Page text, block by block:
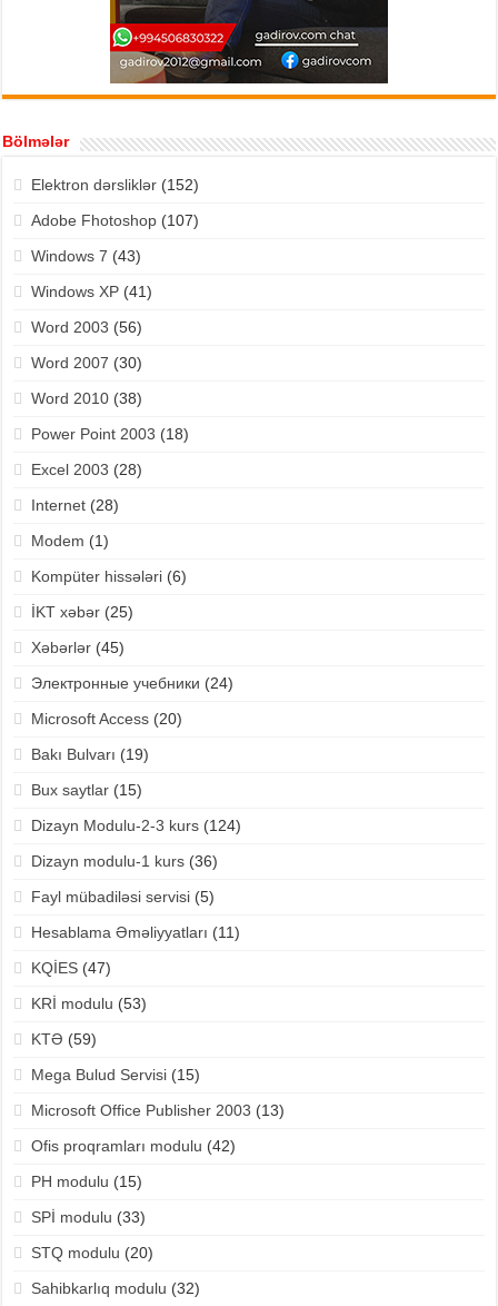
Bölmələr
Elektron dərsliklər(152)
Adobe Fhotoshop(107)
Windows 7 (43)
Windows XP(41)
Word 2003 (56)
Word 2007 (30)
Word 2010(38)
Power Point 2003 (18)
Excel 2003 (28)
Internet(28)
Modem (1)
Kompüter hissələri(6)
İKT xəbər(25)
Xəbərlər(45)
Электронные учебники (24)
Microsoft Access(20)
Bakı Bulvarı (19)
Bux saytlar(15)
Dizayn Modulu-2-3 kurs(124)
Dizayn modulu-1 kurs(36)
Fayl mübadiləsi servisi(5)
Hesablama Əməliyyatları (11)
KQİES(47)
KRİ modulu (53)
KTƏ (59)
Mega Bulud Servisi(15)
Microsoft Office Publisher 2003 (13)
Ofis proqramları modulu (42)
PH modulu (15)
SPİ modulu (33)
STQ modulu (20)
Sahibkarlıq modulu (32)